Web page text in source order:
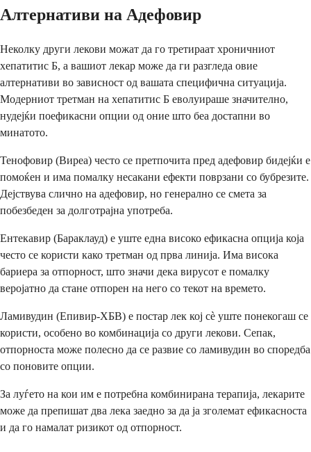
Алтернативи на Адефовир
Неколку други лекови можат да го третираат хроничниот
хепатитис Б, а вашиот лекар може да ги разгледа овие
алтернативи во зависност од вашата специфична ситуација.
Модерниот третман на хепатитис Б еволуираше значително,
нудејќи поефикасни опции од оние што беа достапни во
минатото.
Тенофовир (Виреа) често се претпочита пред адефовир бидејќи е
помоќен и има помалку несакани ефекти поврзани со бубрезите.
Дејствува слично на адефовир, но генерално се смета за
побезбеден за долготрајна употреба.
Ентекавир (Бараклауд) е уште една високо ефикасна опција која
често се користи како третман од прва линија. Има висока
бариера за отпорност, што значи дека вирусот е помалку
веројатно да стане отпорен на него со текот на времето.
Ламивудин (Епивир-ХБВ) е постар лек кој сè уште понекогаш се
користи, особено во комбинација со други лекови. Сепак,
отпорноста може полесно да се развие со ламивудин во споредба
со поновите опции.
За луѓето на кои им е потребна комбинирана терапија, лекарите
може да препишат два лека заедно за да ја зголемат ефикасноста
и да го намалат ризикот од отпорност.